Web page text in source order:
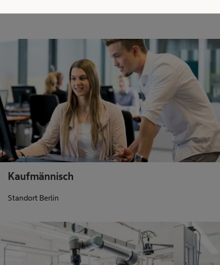
Kaufmännisch
Standort Berlin